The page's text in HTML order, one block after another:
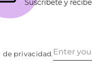
de privacidad.